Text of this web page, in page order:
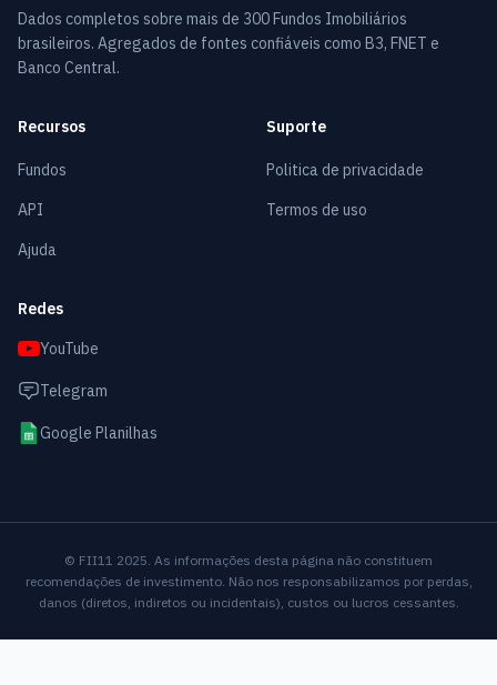
Dados completos sobre mais de 300 Fundos Imobiliários
brasileiros. Agregados de fontes confiáveis como B3, FNET e
Banco Central.
Recursos
Fundos
API
Ajuda
Suporte
Politica de privacidade
Termos de uso
Redes
YouTube
Telegram
Google Planilhas
© FII11 2025. As informações desta página não constituem
recomendações de investimento. Não nos responsabilizamos por perdas,
danos (diretos, indiretos ou incidentais), custos ou lucros cessantes.